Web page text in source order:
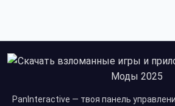
PanInteractive — твоя панель